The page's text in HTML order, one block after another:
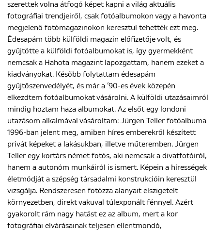
szerettek volna átfogó képet kapni a világ aktuális
fotográfiai trendjeiről, csak fotóalbumokon vagy a havonta
megjelenő fotómagazinokon keresztül tehették ezt meg.
Édesapám több külföldi magazin előfizetője volt, és
gyűjtötte a külföldi fotóalbumokat is, így gyermekként
nemcsak a Hahota magazint lapozgattam, hanem ezeket a
kiadványokat. Később folytattam édesapám
gyűjtőszenvedélyét, és már a ’90-es évek közepén
elkezdtem fotóalbumokat vásárolni. A külföldi utazásaimról
mindig hoztam haza albumokat. Az elsőt egy londoni
utazásom alkalmával vásároltam: Jürgen Teller fotóalbuma
1996-ban jelent meg, amiben híres emberekről készített
privát képeket a lakásukban, illetve műteremben. Jürgen
Teller egy kortárs német fotós, aki nemcsak a divatfotóiról,
hanem a autonóm munkáiról is ismert. Képein a hírességek
életmódját a szépség társadalmi konstrukcióin keresztül
vizsgálja. Rendszeresen fotózza alanyait elszigetelt
környezetben, direkt vakuval túlexponált fénnyel. Azért
gyakorolt rám nagy hatást ez az album, mert a kor
fotográfiai elvárásainak teljesen ellentmondó,